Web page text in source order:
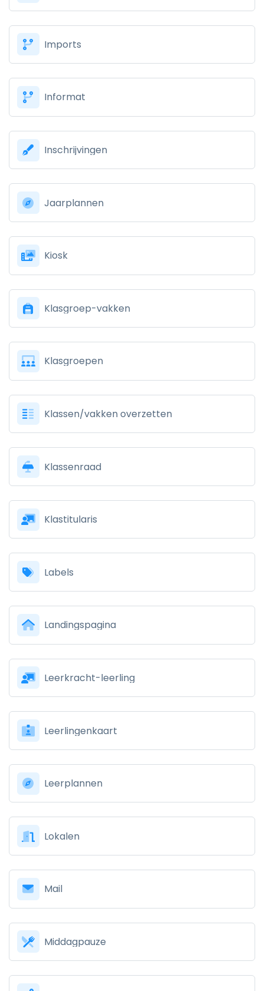
Imports
Informat
Inschrijvingen
Jaarplannen
Kiosk
Klasgroep-vakken
Klasgroepen
Klassen/vakken overzetten
Klassenraad
Klastitularis
Labels
Landingspagina
Leerkracht-leerling
Leerlingenkaart
Leerplannen
Lokalen
Mail
Middagpauze